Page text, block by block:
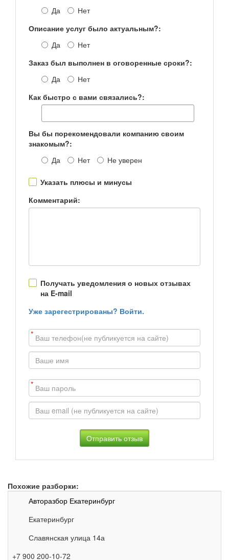
Да
Нет
Описание услуг было актуальным?:
Да
Нет
Заказ был выполнен в оговоренные сроки?:
Да
Нет
Как быстро с вами связались?:
Вы бы порекомендовали компанию своим
знакомым?:
Да
Нет Не уверен
Указать плюсы и минусы
Комментарий:
Получать уведомления о новых отзывах
на E-mail
Уже зарегестрированы? Войти.
*
*
Похожие разборки:
Авторазбор Екатеринбург
Екатеринбург
Славянская улица 14а
+7 900 200-10-72